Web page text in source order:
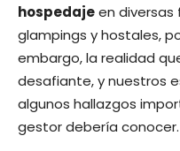
hospedajeen diversas
glampings y hostales,
embargo, la realidad
desafiante, y nuestros
algunos hallazgos
gestor debería conocer.